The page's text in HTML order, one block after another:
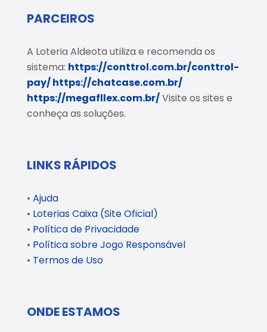
PARCEIROS
A Loteria Aldeota utiliza e recomenda os
sistema: https://conttrol.com.br/conttrol-
pay/https://chatcase.com.br/
https://megafllex.com.br/Visite os sites e
conheça as soluções.
LINKS RÁPIDOS
• Ajuda
• Loterias Caixa (Site Oficial)
• Política de Privacidade
• Política sobre Jogo Responsável
• Termos de Uso
ONDE ESTAMOS